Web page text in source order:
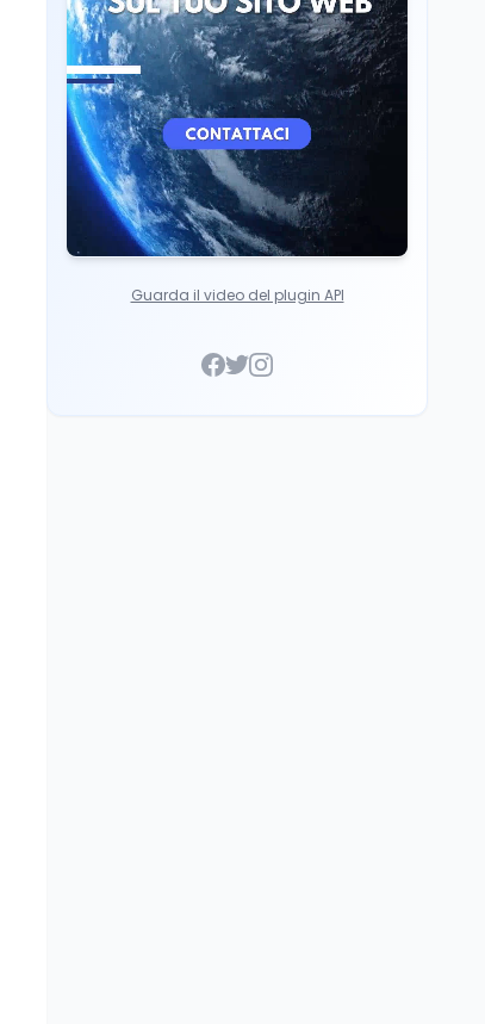
14enne era bullizzato: la
CZ-75 era del nonno
Guarda il video del plugin API